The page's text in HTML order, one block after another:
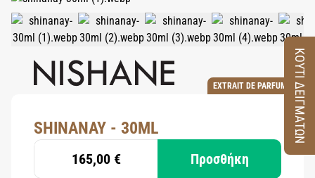
EXTRAIT DE PARFUM
SHINANAY - 30ML
165,00 € Προσθήκη
ΚΟΥΤΙ ΔΕΙΓΜΑΤΩΝ